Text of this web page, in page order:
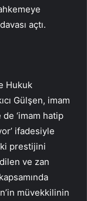
açtı.
Hukuk
Gülşen, imam
‘imam hatip
ifadesiyle
prestijini
ve zan
müvekkilinin